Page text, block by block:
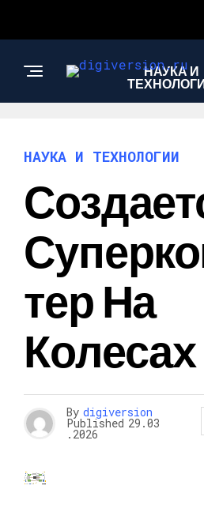
НАУКА И
НАУКА И ТЕХНОЛОГИИ
Тер На
Колесах
By digiversion
Published 29.03
.2026